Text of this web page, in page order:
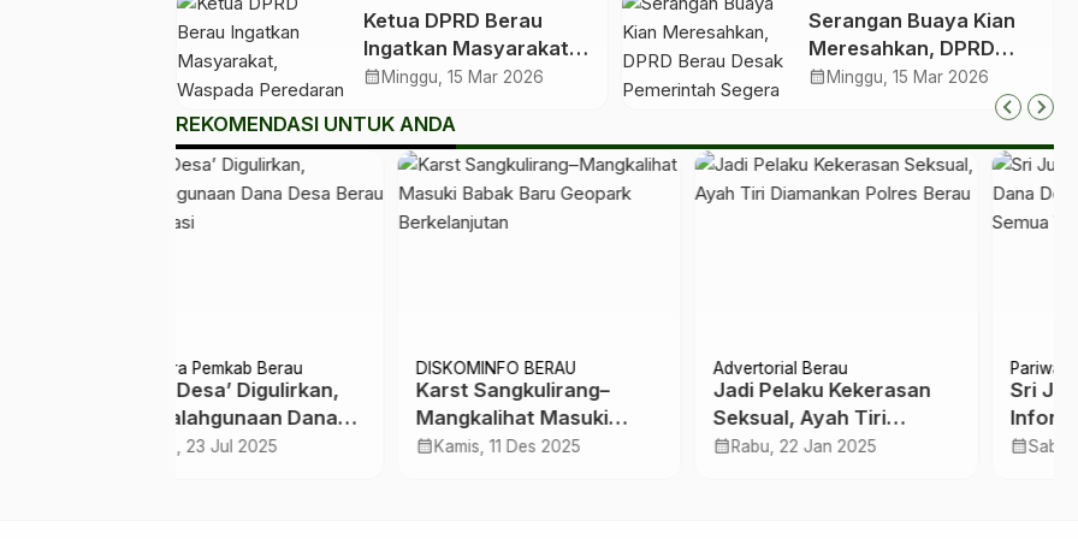
Ketua DPRD Berau
Ingatkan Masyarakat,
Waspada Peredaran
Lebaran
calendar_month Minggu, 15 Mar 2026
Serangan Buaya Kian
Meresahkan, DPRD
Berau Desak
calendar_month Minggu, 15 Mar 2026
REKOMENDASI UNTUK ANDA
Advertorial Berau
Jadi Pelaku Kekerasan
Seksual, Ayah Tiri
Diamankan Polres Berau
calendar_monthRabu, 22 Jan 2025
Pariwara Pemkab Berau
Sri Juniarsih: Akses
Informasi Dana Desa
Harus Terbuka untuk
calendar_monthSabtu, 20 Sep 2025
Nasional
Edi Iskandar:
Pemeriksaan Kesehatan
Bacalon Bupati Berau
calendar_monthSabtu, 31 Agt 2024